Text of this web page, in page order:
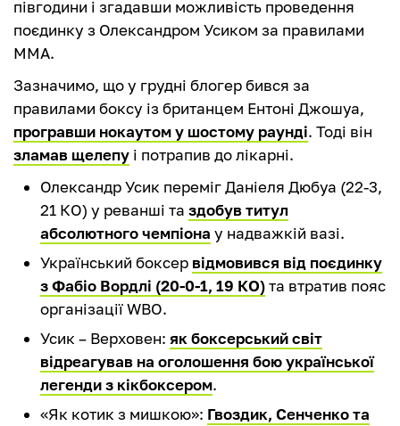
півгодини і згадавши можливість проведення
поєдинку з Олександром Усиком за правилами
ММА.
Зазначимо, що у грудні блогер бився за
правилами боксу із британцем Ентоні Джошуа,
програвши нокаутом у шостому раунді. Тоді він
зламав щелепу і потрапив до лікарні.
Олександр Усик переміг Даніеля Дюбуа (22-3,
21 КО) у реванші та здобув титул
абсолютного чемпіона у надважкій вазі.
Український боксер відмовився від поєдинку
з Фабіо Вордлі (20-0-1, 19 КО)та втратив пояс
організації WBO.
Усик – Верховен: як боксерський світ
відреагував на оголошення бою української
легенди з кікбоксером.
«Як котик з мишкою»: Гвоздик, Сенченко та